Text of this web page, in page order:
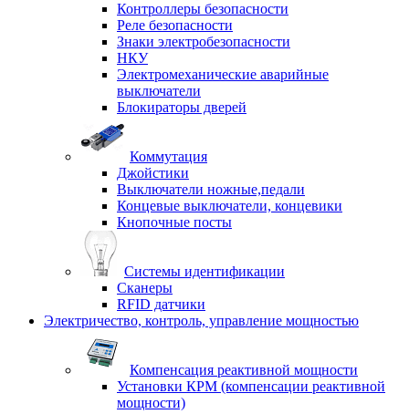
Контроллеры безопасности
Реле безопасности
Знаки электробезопасности
НКУ
Электромеханические аварийные
выключатели
Блокираторы дверей
Коммутация
Джойстики
Выключатели ножные,педали
Концевые выключатели, концевики
Кнопочные посты
Системы идентификации
Сканеры
RFID датчики
Электричество, контроль, управление мощностью
Компенсация реактивной мощности
Установки КРМ (компенсации реактивной
мощности)